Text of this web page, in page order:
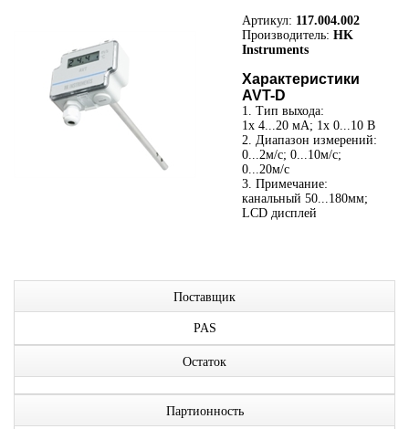
Артикул: 117.004.002
Производитель: HK
Instruments
Характеристики
AVT-D
1. Тип выхода:
1x 4...20 мА; 1x 0...10 В
2. Диапазон измерений:
0...2м/с; 0...10м/с;
0...20м/с
3. Примечание:
канальный 50...180мм;
LCD дисплей
Поставщик
PAS
Остаток
Партионность